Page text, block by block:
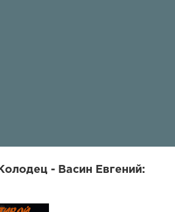
- Васин Евгений: